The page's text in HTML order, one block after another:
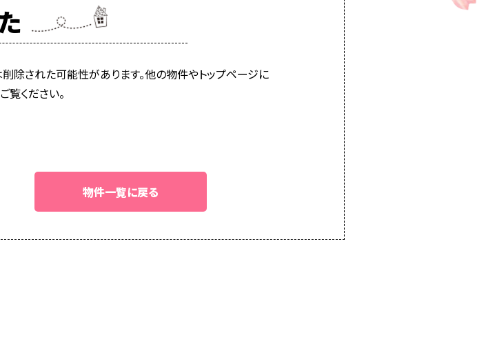
除された可能性があります。他の物件やトップページに
覧ください。
物件一覧に戻る